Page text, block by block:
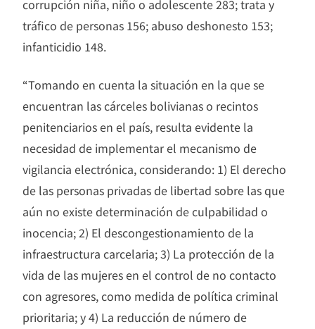
corrupción niña, niño o adolescente 283; trata y
tráfico de personas 156; abuso deshonesto 153;
infanticidio 148.
“Tomando en cuenta la situación en la que se
encuentran las cárceles bolivianas o recintos
penitenciarios en el país, resulta evidente la
necesidad de implementar el mecanismo de
vigilancia electrónica, considerando: 1) El derecho
de las personas privadas de libertad sobre las que
aún no existe determinación de culpabilidad o
inocencia; 2) El descongestionamiento de la
infraestructura carcelaria; 3) La protección de la
vida de las mujeres en el control de no contacto
con agresores, como medida de política criminal
prioritaria; y 4) La reducción de número de